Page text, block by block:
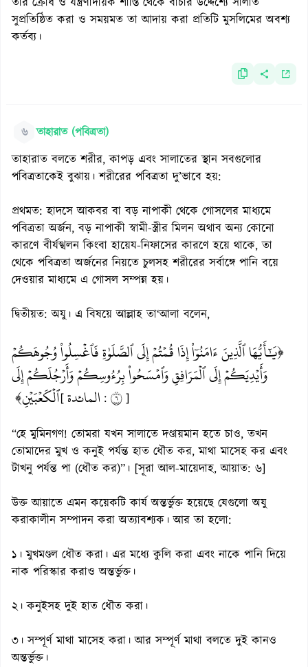
সুপ্রতিষ্ঠিত করা ও সময়মত তা আদায় করা প্রতিটি মুসলিমের অবশ্য
কর্তব্য।
৬ তাহারাত (পবিত্রতা)
তাহারাত বলতে শরীর, কাপড় এবং সালাতের স্থান সবগুলোর
পবিত্রতাকেই বুঝায়। শরীরের পবিত্রতা দু’ভাবে হয়:
প্রথমত: হাদসে আকবর বা বড় নাপাকী থেকে গোসলের মাধ্যমে
পবিত্রতা অর্জন, বড় নাপাকী স্বামী-স্ত্রীর মিলন অথাব অন্য কোনো
কারণে বীর্যস্খলন কিংবা হায়েয-নিফাসের কারণে হয়ে থাকে, তা
থেকে পবিত্রতা অর্জনের নিয়তে চুলসহ শরীরের সর্বাঙ্গে পানি বয়ে
দেওয়ার মাধ্যমে এ গোসল সম্পন্ন হয়।
দ্বিতীয়ত: অযু। এ বিষয়ে আল্লাহ তা‘আলা বলেন,
﴿يَٰٓأَيُّهَا ٱلَّذِينَ ءَامَنُوٓاْ إِذَا قُمۡتُمۡ إِلَى ٱلصَّلَوٰةِ فَٱغۡسِلُواْ وُجُوهَكُمۡ
وَأَيۡدِيَكُمۡ إِلَى ٱلۡمَرَافِقِ وَٱمۡسَحُواْ بِرُءُوسِكُمۡ وَأَرۡجُلَكُمۡ إِلَى
ٱلۡكَعۡبَيۡنِ﴾[ المائ‍دة : ]
“হে মুমিনগণ! তোমরা যখন সালাতে দণ্ডায়মান হতে চাও, তখন
তোমাদের মুখ ও কনুই পর্যন্ত হাত ধৌত কর, মাথা মাসেহ কর এবং
টাখনু পর্যন্ত পা (ধৌত কর)”। [সূরা আল-মায়েদাহ, আয়াত: ৬]
উক্ত আয়াতে এমন কয়েকটি কার্য অন্তর্ভুক্ত হয়েছে যেগুলো অযু
করাকালীন সম্পাদন করা অত্যাবশ্যক। আর তা হলো:
১। মুখমণ্ডল ধৌত করা। এর মধ্যে কুলি করা এবং নাকে পানি দিয়ে
নাক পরিস্কার করাও অন্তর্ভুক্ত।
২। কনুইসহ দুই হাত ধৌত করা।
৩। সম্পূর্ণ মাথা মাসেহ করা। আর সম্পূর্ণ মাথা বলতে দুই কানও
অন্তর্ভুক্ত।